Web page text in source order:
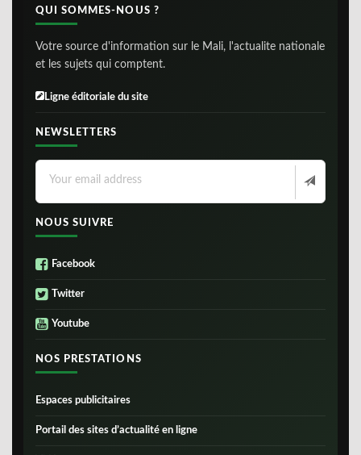
QUI SOMMES-NOUS ?
Votre source d'information sur le Mali, l'actualite nationale
et les sujets qui comptent.
Ligne éditoriale du site
NEWSLETTERS
NOUS SUIVRE
Facebook
Twitter
Youtube
NOS PRESTATIONS
Espaces publicitaires
Portail des sites d’actualité en ligne